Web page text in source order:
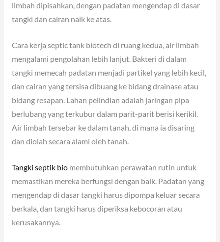
limbah dipisahkan, dengan padatan mengendap di dasar
tangki dan cairan naik ke atas.
Cara kerja septic tank biotech di ruang kedua, air limbah
mengalami pengolahan lebih lanjut. Bakteri di dalam
tangki memecah padatan menjadi partikel yang lebih kecil,
dan cairan yang tersisa dibuang ke bidang drainase atau
bidang resapan. Lahan pelindian adalah jaringan pipa
berlubang yang terkubur dalam parit-parit berisi kerikil.
Air limbah tersebar ke dalam tanah, di mana ia disaring
dan diolah secara alami oleh tanah.
Tangki septik biomembutuhkan perawatan rutin untuk
memastikan mereka berfungsi dengan baik. Padatan yang
mengendap di dasar tangki harus dipompa keluar secara
berkala, dan tangki harus diperiksa kebocoran atau
kerusakannya.